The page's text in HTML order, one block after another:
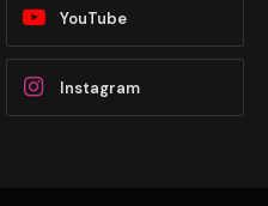
YouTube
Instagram